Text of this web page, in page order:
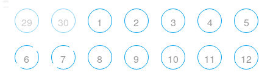
29 30 1 2 3 4 5
6 7 8 9 10 11 12